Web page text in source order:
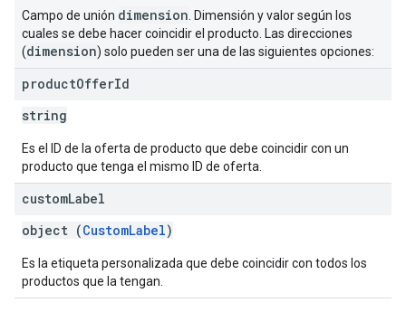
Campo de unión dimension . Dimensión y valor según los
cuales se debe hacer coincidir el producto. Las direcciones
(dimension) solo pueden ser una de las siguientes opciones:
productOfferId
string
Es el ID de la oferta de producto que debe coincidir con un
producto que tenga el mismo ID de oferta.
customLabel
object (CustomLabel)
Es la etiqueta personalizada que debe coincidir con todos los
productos que la tengan.